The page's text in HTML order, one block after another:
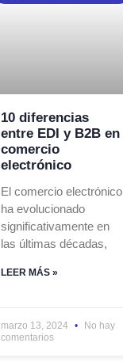
10 diferencias
entre EDI y B2B en
comercio
electrónico
El comercio electrónico
ha evolucionado
significativamente en
las últimas décadas,
LEER MÁS »
marzo 13, 2024
No hay
comentarios